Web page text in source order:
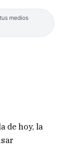
medios
de hoy, la